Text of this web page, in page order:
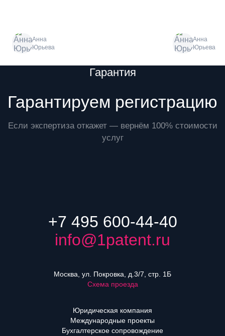
Анна
Юрьева
Анна
Юрьева
Гарантия
Гарантируем регистрацию
Если экспертиза откажет — вернём 100% стоимости
услуг
+7 495 600-44-40
info@1patent.ru
Москва, ул. Покровка, д.3/7, стр. 1Б
Схема проезда
Юридическая компания
Международные проекты
Бухгалтерское сопровождение